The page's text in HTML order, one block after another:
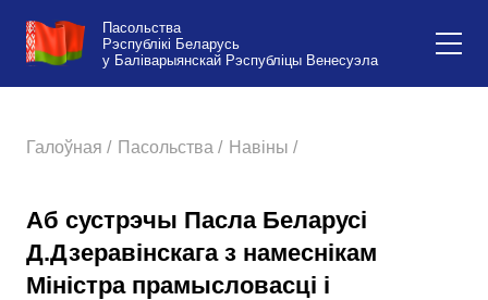
Пасольства
Рэспублікі Беларусь
у Баліварыянскай Рэспубліцы Венесуэла
Галоўная / Пасольства / Навіны /
Аб сустрэчы Пасла Беларусі
Д.Дзеравінскага з намеснікам
Міністра прамысловасці і